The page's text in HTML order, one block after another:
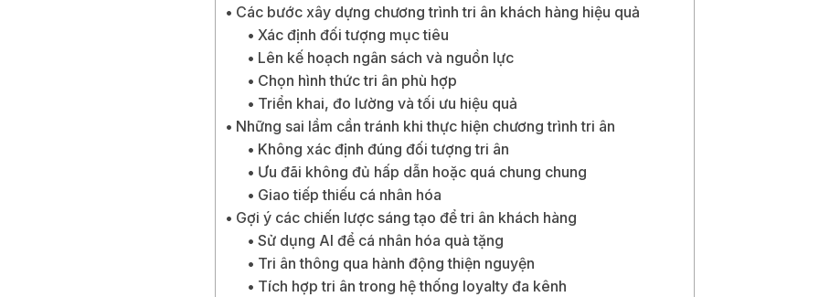
Các bước xây dựng chương trình tri ân khách hàng hiệu quả
Xác định đối tượng mục tiêu
Lên kế hoạch ngân sách và nguồn lực
Chọn hình thức tri ân phù hợp
Triển khai, đo lường và tối ưu hiệu quả
Những sai lầm cần tránh khi thực hiện chương trình tri ân
Không xác định đúng đối tượng tri ân
Ưu đãi không đủ hấp dẫn hoặc quá chung chung
Giao tiếp thiếu cá nhân hóa
Gợi ý các chiến lược sáng tạo để tri ân khách hàng
Sử dụng AI để cá nhân hóa quà tặng
Tri ân thông qua hành động thiện nguyện
Tích hợp tri ân trong hệ thống loyalty đa kênh